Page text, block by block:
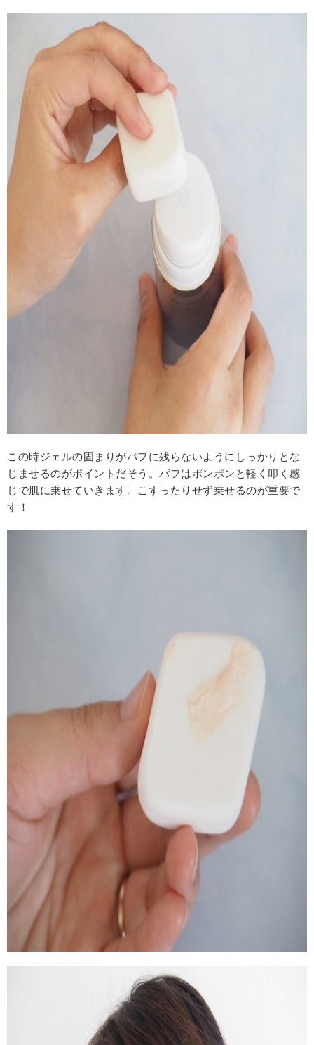
この時ジェルの固まりがパフに残らないようにしっかりとな
じませるのがポイントだそう。パフはポンポンと軽く叩く感
じで肌に乗せていきます。こすったりせず乗せるのが重要で
す！